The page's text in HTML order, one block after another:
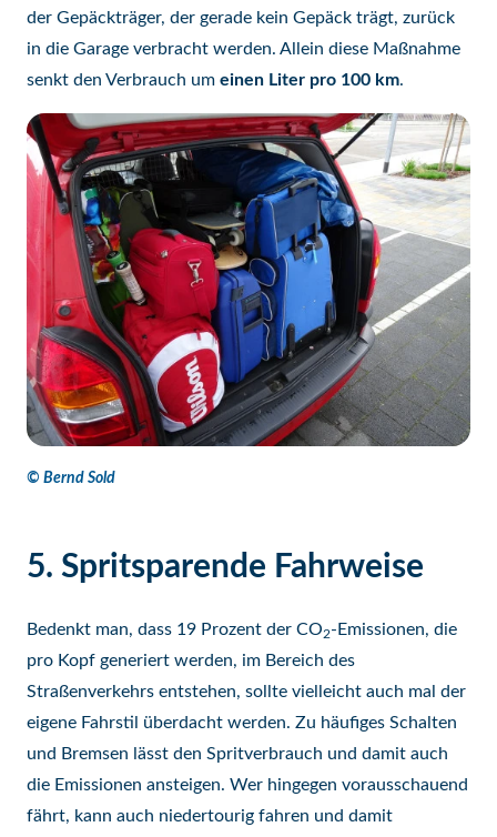
der Gepäckträger, der gerade kein Gepäck trägt, zurück
in die Garage verbracht werden. Allein diese Maßnahme
senkt den Verbrauch um einen Liter pro 100 km.
© Bernd Sold
5. Spritsparende Fahrweise
Bedenkt man, dass 19 Prozent der CO2-Emissionen, die
pro Kopf generiert werden, im Bereich des
Straßenverkehrs entstehen, sollte vielleicht auch mal der
eigene Fahrstil überdacht werden. Zu häufiges Schalten
und Bremsen lässt den Spritverbrauch und damit auch
die Emissionen ansteigen. Wer hingegen vorausschauend
fährt, kann auch niedertourig fahren und damit